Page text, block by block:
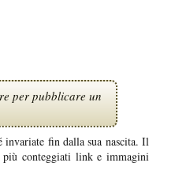
per pubblicare un
invariate fin dalla sua nascita. Il
più conteggiati link e immagini